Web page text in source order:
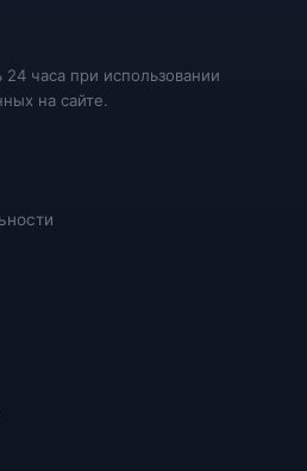
часа при использовании
на сайте.